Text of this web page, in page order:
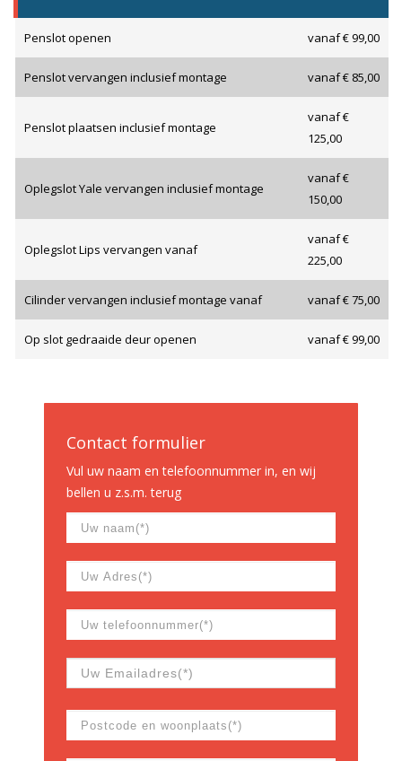
Penslot openen vanaf € 99,00
Penslot vervangen inclusief montage vanaf € 85,00
Penslot plaatsen inclusief montage
vanaf €
125,00
Oplegslot Yale vervangen inclusief montage
vanaf €
150,00
Oplegslot Lips vervangen vanaf
vanaf €
225,00
Cilinder vervangen inclusief montage vanaf vanaf € 75,00
Op slot gedraaide deur openen vanaf € 99,00
Contact formulier
Vul uw naam en telefoonnummer in, en wij
bellen u z.s.m. terug